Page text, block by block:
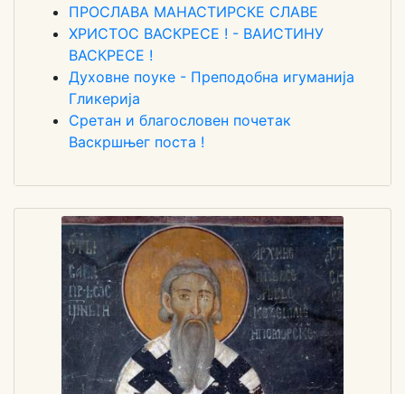
ПРОСЛАВА МАНАСТИРСКЕ СЛАВЕ
ХРИСТОС ВАСКРЕСЕ ! - ВАИСТИНУ
ВАСКРЕСЕ !
Духовне поуке - Преподобна игуманија
Гликерија
Сретан и благословен почетак
Васкршњег поста !